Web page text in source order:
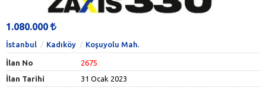
1.080.000
İstanbul Kadıköy Koşuyolu Mah.
İlan No
2675
İlan Tarihi
31 Ocak 2023